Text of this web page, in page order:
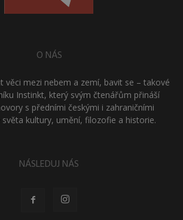
O NÁS
věci mezi nebem a zemí, bavit se – takové
Instinkt, který svým čtenářům přináší
s předními českými i zahraničními
kultury, umění, filozofie a historie.
NÁSLEDUJ NÁS